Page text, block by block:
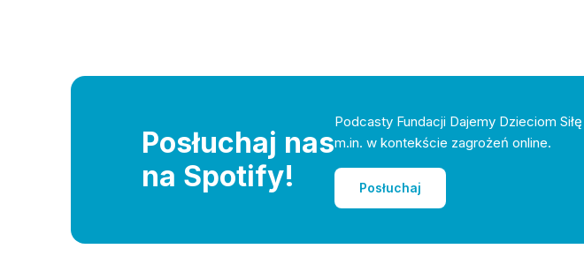
Posłuchaj nas
na Spotify!
Podcasty Fundacji Dajemy Dzieciom
m.in. w kontekście zagrożeń online.
Posłuchaj